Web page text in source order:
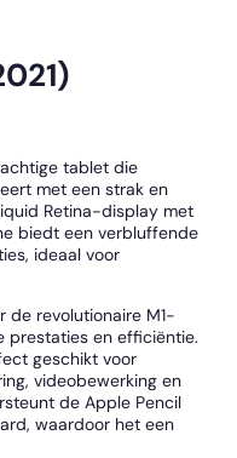
tablet die
met een strak en
Retina-display met
biedt een verbluffende
ideaal voor
de revolutionaire M1-
prestaties en efficiëntie.
geschikt voor
videobewerking en
de Apple Pencil
waardoor het een